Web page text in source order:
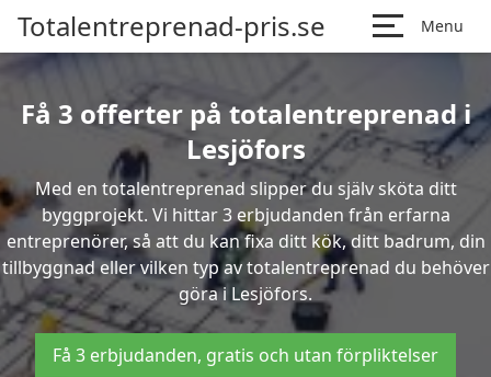
Totalentreprenad-pris.se Menu
Få 3 offerter på totalentreprenad i
Lesjöfors
Med en totalentreprenad slipper du själv sköta ditt
byggprojekt. Vi hittar 3 erbjudanden från erfarna
entreprenörer, så att du kan fixa ditt kök, ditt badrum, din
tillbyggnad eller vilken typ av totalentreprenad du behöver
göra i Lesjöfors.
Få 3 erbjudanden, gratis och utan förpliktelser